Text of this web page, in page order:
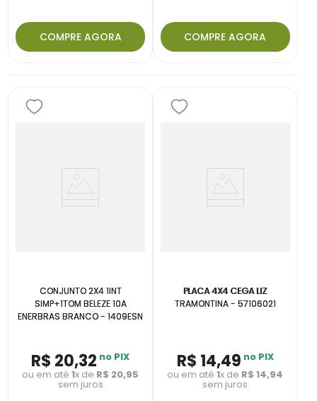
COMPRE AGORA COMPRE AGORA
CONJUNTO 2X4 1INT
SIMP+1TOM BELEZE 10A
ENERBRAS BRANCO - 1409ESN
R$ 20,32 no PIX
ou em até1x de R$ 20,95
sem juros
PLACA 4X4 CEGA LIZ
TRAMONTINA - 57106021
R$ 14,49 no PIX
ou em até1x de R$ 14,94
sem juros